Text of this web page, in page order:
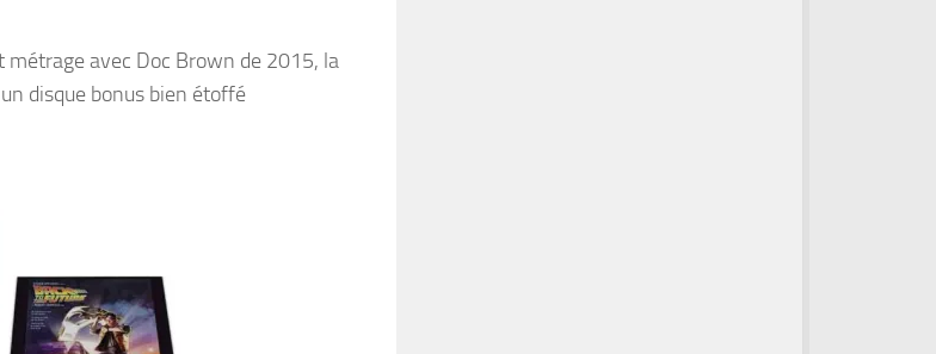
avec Doc Brown de 2015, la
disque bonus bien étoffé